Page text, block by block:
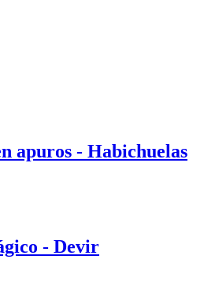
apuros - Habichuelas
- Devir